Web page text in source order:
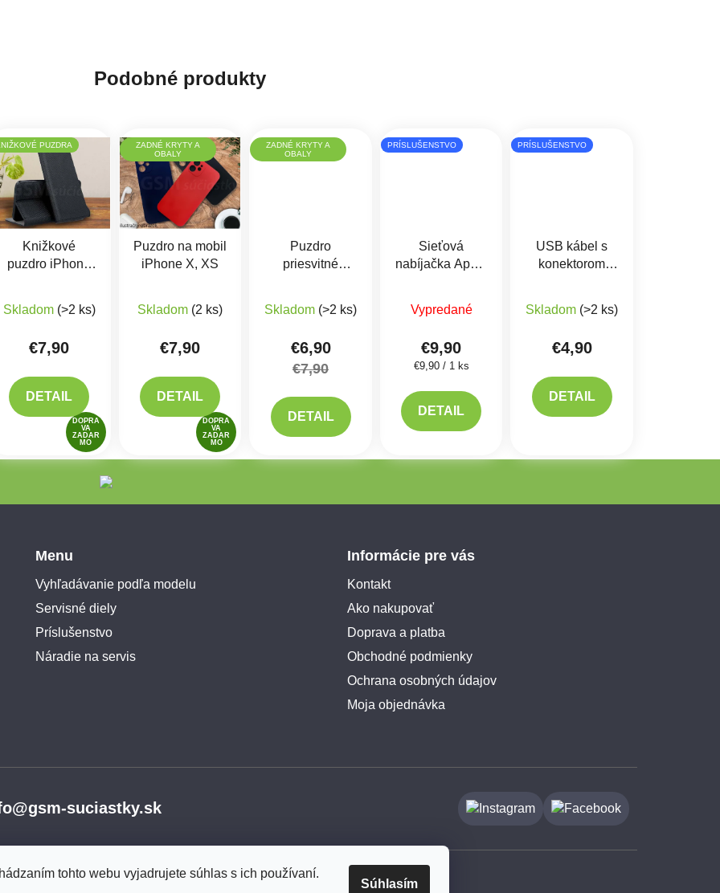
tohto webu vyjadrujete súhlas s ich používaní.
Súhlasím
Podobné produkty
PUZDRA
DOPRA
VA
ZADAR
MO
Knižkové
puzdro iPhone
Skladom (>2 ks)
€7,90
DETAIL
ZADNÉ KRYTY A
OBALY
DOPRA
VA
ZADAR
MO
Puzdro na mobil
iPhone X, XS
Skladom (2 ks)
€7,90
DETAIL
ZADNÉ KRYTY A
OBALY
Puzdro
priesvitné
Skladom (>2 ks)
€6,90
€7,90
DETAIL
PRÍSLUŠENSTVO
Sieťová
nabíjačka Apple
Vypredané
€9,90
Jednotková cena:
€9,90 / 1 ks
DETAIL
PRÍSLUŠENSTVO
USB kábel s
konektorom
Skladom (>2 ks)
€4,90
DETAIL
Menu
Vyhľadávanie podľa modelu
Servisné diely
Príslušenstvo
Náradie na servis
Informácie pre vás
Kontakt
Ako nakupovať
Doprava a platba
Obchodné podmienky
Ochrana osobných údajov
Moja objednávka
suciastky.sk